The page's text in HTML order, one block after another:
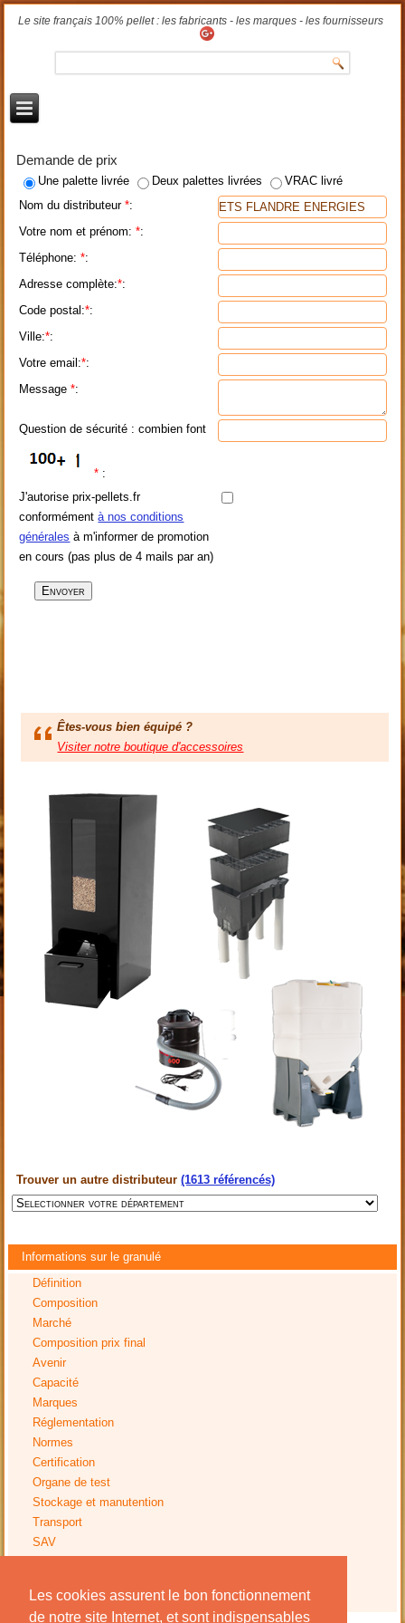
Les cookies assurent le bon fonctionnement
de notre site Internet, et sont indispensables
Le site français 100% pellet : les fabricants - les marques - les fournisseurs
Demande de prix
Une palette livrée Deux palettes livrées
VRAC livré
Nom du distributeur*:
Votre nom et prénom:*:
Téléphone:*:
Adresse complète:*:
Code postal:*:
Ville:*:
Votre email:*:
Message*:
Question de sécurité : combien font
* :
J'autorise prix-pellets.fr
conformémentà nos conditions
générales à m'informer de promotion
en cours (pas plus de 4 mails par an)
Êtes-vous bien équipé ?
Trouver un autre distributeur(1613 référencés)
Informations sur le granulé
Définition
Composition
Marché
Composition prix final
Avenir
Capacité
Marques
Réglementation
Normes
Certification
Organe de test
Stockage et manutention
Transport
SAV
Avis installation